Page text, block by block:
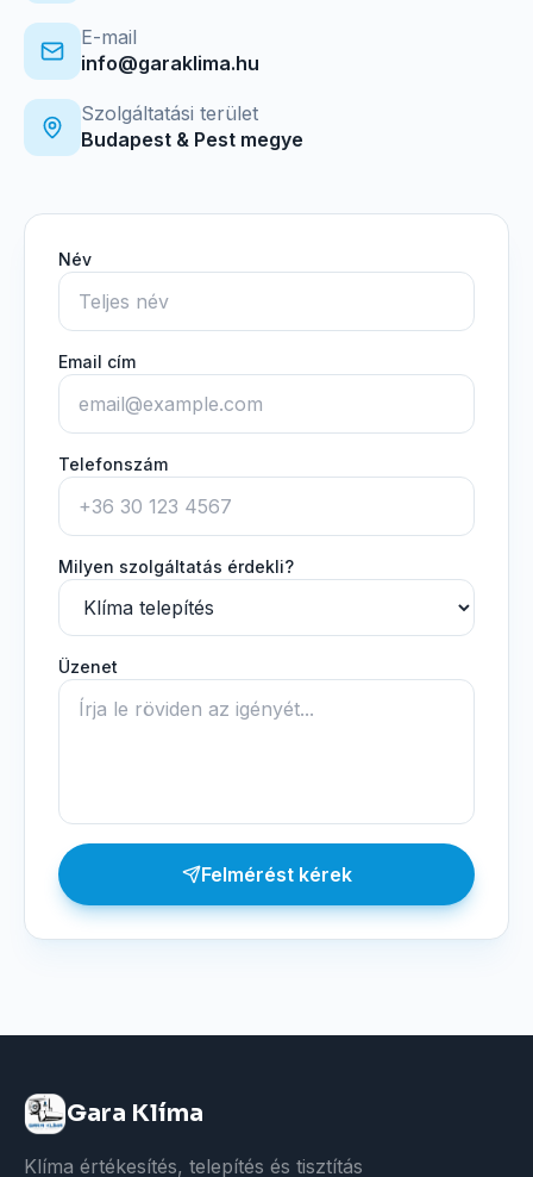
E-mail
info@garaklima.hu
Szolgáltatási terület
Budapest & Pest megye
Név
Email cím
Telefonszám
Milyen szolgáltatás érdekli?
Üzenet
Felmérést kérek
Gara Klíma
Klíma értékesítés, telepítés és tisztítás